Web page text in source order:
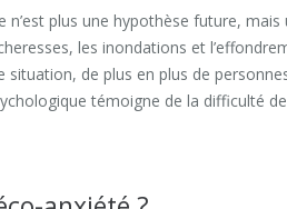
n’est plus une hypothèse future,
les inondations et
situation, de plus en plus de
témoigne de la difficulté